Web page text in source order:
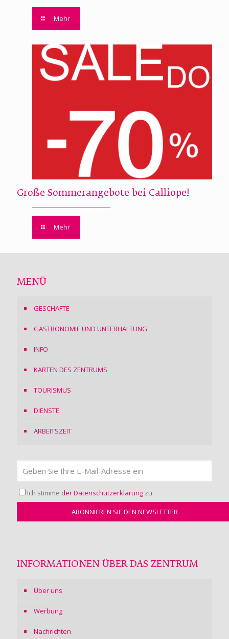
Mehr
Große Sommerangebote bei Calliope!
Mehr
MENÜ
GESCHÄFTE
GASTRONOMIE UND UNTERHALTUNG
INFO
KARTEN DES ZENTRUMS
TOURISMUS
DIENSTE
ARBEITSZEIT
Ich stimme der Datenschutzerklärung zu
INFORMATIONEN ÜBER DAS ZENTRUM
Über uns
Werbung
Nachrichten